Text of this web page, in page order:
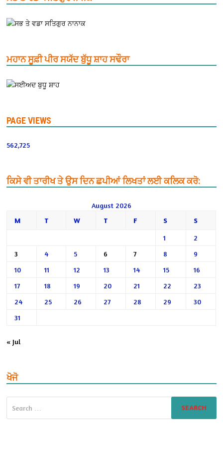
ਮਹਾਨ ਸੂਫ਼ੀ ਪੀਰ ਸਯੱਦ ਬੁੱਧੂ ਸ਼ਾਹ ਸਢੌਰਾ
PAGE VIEWS
562,725
ਕਿਸੇ ਵੀ ਤਾਰੀਖ ਤੇ ਉਸ ਦਿਨ ਛਪੀਆਂ ਲਿਖਤਾਂ ਲਈ ਕਲਿਕ ਕਰੋ:
August 2026
M
T W T F S S
1
2
3
4 5 6 7 8
9
10
11 12 13 14 15
16
17
18 19 20 21 22
23
24
25 26 27 28 29
30
31
« Jul
ਖੋਜੋ
for: